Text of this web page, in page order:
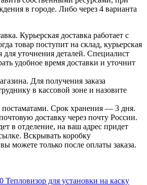
в городе. Либо через 4 варианта
Курьерская доставка работает с
товар поступит на склад, курьерская
для уточнения деталей. Специалист
удобное время доставки и уточнит
Для получения заказа
в кассовой зоне и назовите
постаматами. Срок хранения — 3 дня.
доставку через почту России.
в отделение, на ваш адрес придет
Вскрывать коробку
можете только после оплаты заказа.